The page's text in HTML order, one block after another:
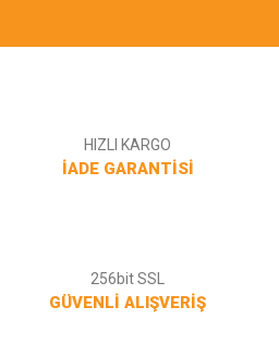
HIZLI KARGO
İADE GARANTİSİ
256bit SSL
GÜVENLİ ALIŞVERİŞ